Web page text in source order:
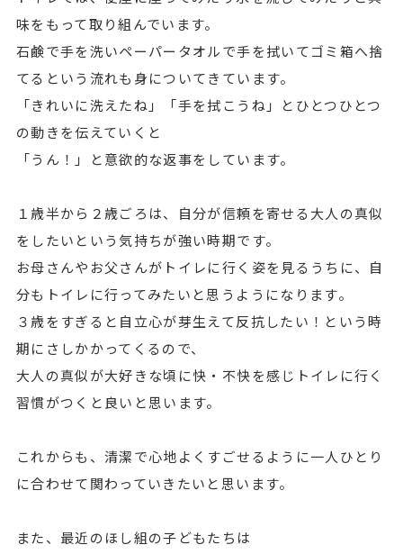
味をもって取り組んでいます。
石鹸で手を洗いペーパータオルで手を拭いてゴミ箱へ捨
てるという流れも身についてきています。
「きれいに洗えたね」「手を拭こうね」とひとつひとつ
の動きを伝えていくと
「うん！」と意欲的な返事をしています。
１歳半から２歳ごろは、自分が信頼を寄せる大人の真似
をしたいという気持ちが強い時期です。
お母さんやお父さんがトイレに行く姿を見るうちに、自
分もトイレに行ってみたいと思うようになります。
３歳をすぎると自立心が芽生えて反抗したい！という時
期にさしかかってくるので、
大人の真似が大好きな頃に快・不快を感じトイレに行く
習慣がつくと良いと思います。
これからも、清潔で心地よくすごせるように一人ひとり
に合わせて関わっていきたいと思います。
また、最近のほし組の子どもたちは